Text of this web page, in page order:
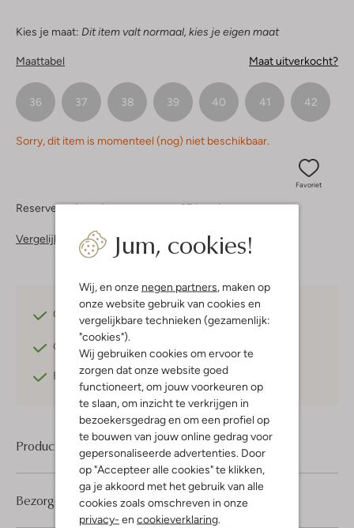
Jum, cookies!
Wij, en onze negen partners, maken op
onze website gebruik van cookies en
vergelijkbare technieken (gezamenlijk:
"cookies").
Wij gebruiken cookies om ervoor te
zorgen dat onze website goed
functioneert, om jouw voorkeuren op
te slaan, om inzicht te verkrijgen in
bezoekersgedrag en om een profiel op
te bouwen van jouw online gedrag voor
gepersonaliseerde advertenties. Door
op "Accepteer alle cookies" te klikken,
ga je akkoord met het gebruik van alle
cookies zoals omschreven in onze
privacy- en cookieverklaring.
Kies je maat: Dit item valt normaal, kies je eigen maat
Maattabel Maat uitverkocht?
36 37 38 39 40 41 42
Sorry, dit item is momenteel (nog) niet beschikbaar.
Favoriet
Reserveer direct in een van onze 37 boutiques
Vergelijkbare items
Gratis verzending vanaf €75,-
Gratis retourneren
Betaal achterafmet Klarna
Product informatie
Bezorgen & retourneren